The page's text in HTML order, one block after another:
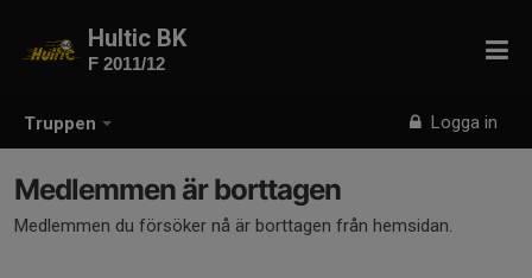
Truppen Logga in
Hultic BK
F 2011/12
Medlemmen är borttagen
Medlemmen du försöker nå är borttagen från hemsidan.